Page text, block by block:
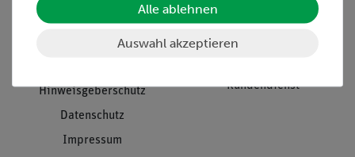
Stellenangebote
Hinweisgeberschutz
Datenschutz
Impressum
Inventarisierungs- &
Kundendienst
Alle ablehnen
Auswahl akzeptieren